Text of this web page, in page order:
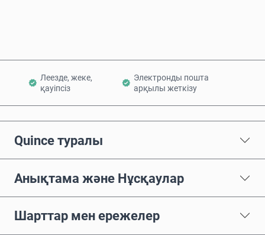
Леезде, жеке,
қауіпсіз
Электронды пошта
арқылы жеткізу
Quince туралы
Анықтама және Нұсқаулар
Шарттар мен ережелер